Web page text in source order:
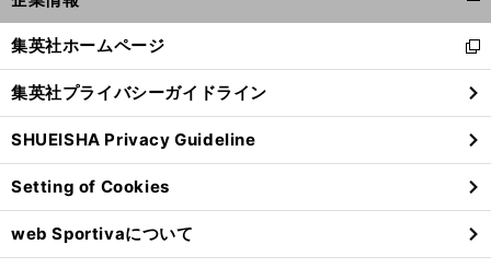
閉
る
集英社ホームページ
新
し
い
ウ
ィ
ン
ド
ウ
で
開
集英社プライバシーガイドライン
SHUEISHA Privacy Guideline
Setting of Cookies
web Sportivaについて